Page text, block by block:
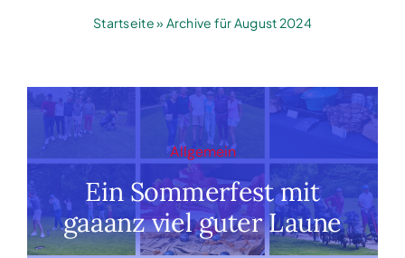
Startseite» Archive für August 2024
Allgemein
Ein Sommerfest mit
gaaanz viel guter Laune